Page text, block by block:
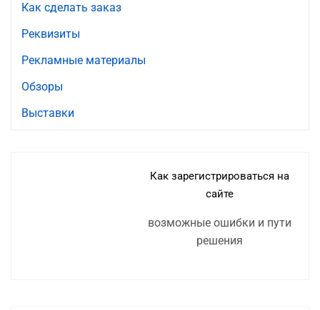
Как сделать заказ
Реквизиты
Рекламные материалы
Обзоры
Выставки
Как зарегистрироваться на
сайте
возможные ошибки и пути
решения